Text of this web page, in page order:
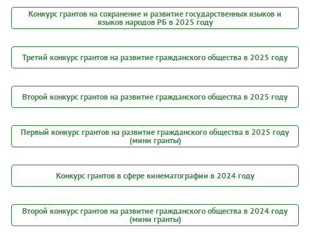
Конкурс грантов на сохранение и развитие государственных языков и
языков народов РБ в 2025 году
Третий конкурс грантов на развитие гражданского общества в 2025 году
Второй конкурс грантов на развитие гражданского общества в 2025 году
Первый конкурс грантов на развитие гражданского общества в 2025 году
(мини гранты)
Конкурс грантов в сфере кинематографии в 2024 году
Второй конкурс грантов на развитие гражданского общества в 2024 году
(мини гранты)